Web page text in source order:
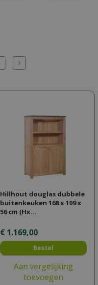
Hillhout douglas dubbele
buitenkeuken 168 x 109 x
56 cm (Hx…
€ 1.169,00
Bestel
Aan vergelijking
toevoegen